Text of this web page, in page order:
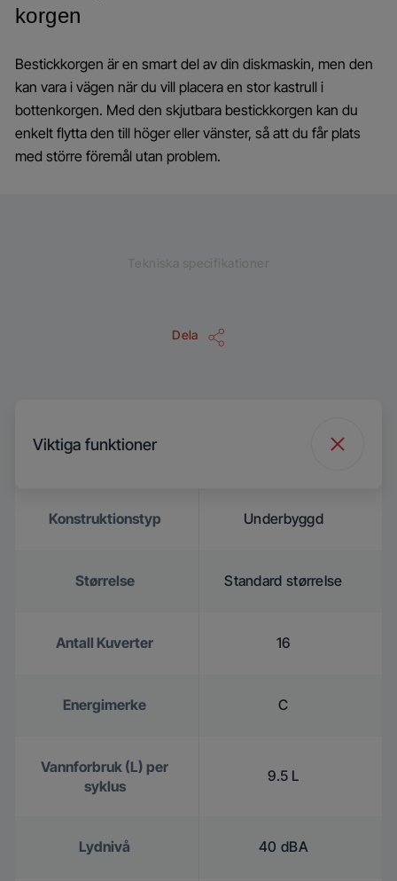
korgen
Bestickkorgen är en smart del av din diskmaskin, men den
kan vara i vägen när du vill placera en stor kastrull i
bottenkorgen. Med den skjutbara bestickkorgen kan du
enkelt flytta den till höger eller vänster, så att du får plats
med större föremål utan problem.
Dela
Viktiga funktioner
Konstruktionstyp Underbyggd
Størrelse Standard størrelse
Antall Kuverter 16
Energimerke C
Vannforbruk (L) per
syklus
9.5 L
Lydnivå 40 dBA